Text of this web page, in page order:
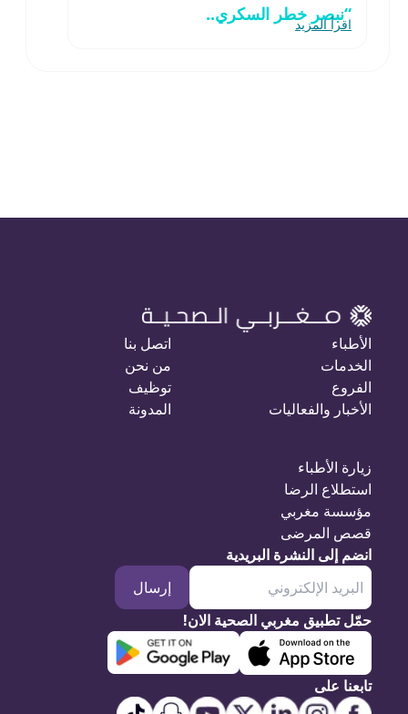
“نبصر خطر السكري..
اقرأ المزيد
الأطباء
الخدمات
الفروع
الأخبار والفعاليات
اتصل بنا
من نحن
توظيف
المدونة
زيارة الأطباء
استطلاع الرضا
مؤسسة مغربي
قصص المرضى
انضم إلى النشرة البريدية
إرسال
حمّل تطبيق مغربي الصحية الان!
تابعنا على